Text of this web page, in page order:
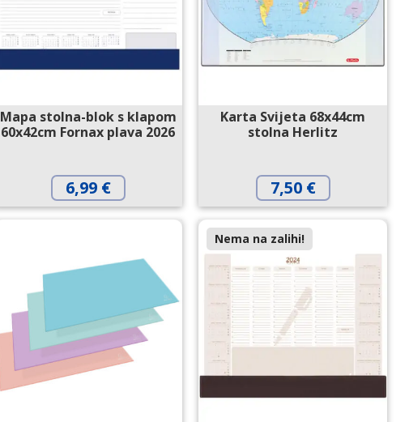
Mapa stolna-blok s klapom
60x42cm Fornax plava 2026
6,99 €
Karta Svijeta 68x44cm
stolna Herlitz
7,50 €
Nema na zalihi!